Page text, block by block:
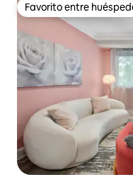
Favorito entre
Favorito entre